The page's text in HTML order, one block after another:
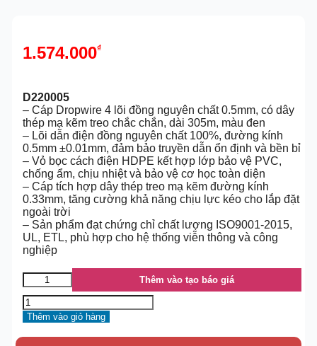
1.574.000₫
D220005
– Cáp Dropwire 4 lõi đồng nguyên chất 0.5mm, có dây
thép mạ kẽm treo chắc chắn, dài 305m, màu đen
– Lõi dẫn điện đồng nguyên chất 100%, đường kính
0.5mm ±0.01mm, đảm bảo truyền dẫn ổn định và bền bỉ
– Vỏ bọc cách điện HDPE kết hợp lớp bảo vệ PVC,
chống ẩm, chịu nhiệt và bảo vệ cơ học toàn diện
– Cáp tích hợp dây thép treo mạ kẽm đường kính
0.33mm, tăng cường khả năng chịu lực kéo cho lắp đặt
ngoài trời
– Sản phẩm đạt chứng chỉ chất lượng ISO9001-2015,
UL, ETL, phù hợp cho hệ thống viễn thông và công
nghiệp
Thêm vào tạo báo giá
Thêm vào giỏ hàng